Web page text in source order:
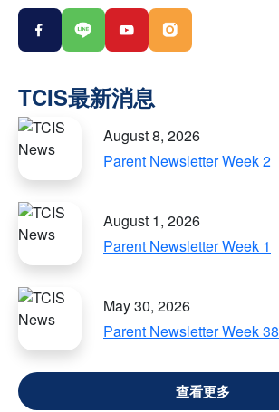
August 8, 2026
Parent Newsletter Week 2
August 1, 2026
Parent Newsletter Week 1
May 30, 2026
Parent Newsletter Week 38
VIEW ALL